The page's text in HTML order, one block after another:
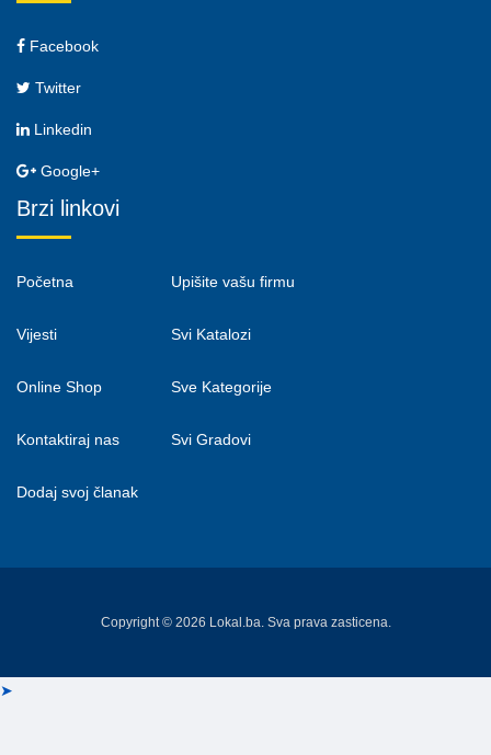
Facebook
Twitter
Linkedin
Google+
Brzi linkovi
Početna
Vijesti
Online Shop
Kontaktiraj nas
Dodaj svoj članak
Upišite vašu firmu
Svi Katalozi
Sve Kategorije
Svi Gradovi
Copyright © 2026 Lokal.ba. Sva prava zasticena.
➤